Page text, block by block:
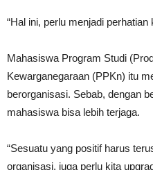
“Hal ini, perlu menjadi
Mahasiswa Program Studi
Kewarganegaraan (PPKn) itu
berorganisasi. Sebab, dengan
mahasiswa bisa lebih terjaga.
“Sesuatu yang positif harus
organisasi, juga perlu kita